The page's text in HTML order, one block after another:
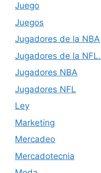
Juego
Juegos
Jugadores de la NBA
Jugadores de la NFL.
Jugadores NBA
Jugadores NFL
Ley
Marketing
Mercadeo
Mercadotecnia